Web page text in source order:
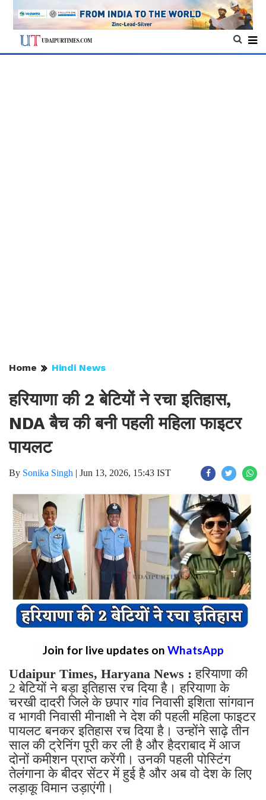
Home Hindi News
हरियाणा की 2 बेटियों ने रचा इतिहास,
NDA बैच की बनी पहली महिला फाइटर
पायलट
By Sonika Singh | Jun 13, 2026, 15:43 IST
Join for live updates on WhatsApp
Udaipur Times, Haryana News : हरियाणा की
2 बेटियों ने बड़ा इतिहास रच दिया है। हरियाणा के
चरखी दादरी जिले के छपार गांव निवासी इशिता सांगवान
व भागवी निवासी मीनाक्षी ने देश की पहली महिला फाइटर
पायलट बनकर इतिहास रच दिया है। उन्होंने साढ़े तीन
साल की ट्रेनिंग पूरी कर ली है और हैदराबाद में आज
दोनों कमीशन प्राप्त करेंगी। उनकी पहली पोस्टिंग
तेलंगाना के बीदर सेंटर में हुई है और अब वो देश के लिए
लड़ाकू विमान उड़ाएंगी।